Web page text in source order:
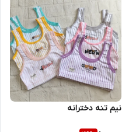
نیم تنه دخترانه